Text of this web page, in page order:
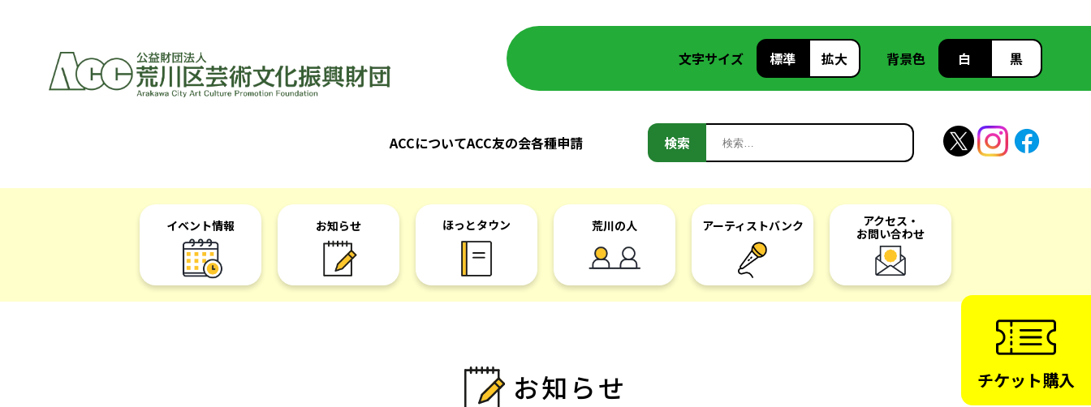
文字サイズ 標準 拡大 背景色 白 黒
ACCについてACC友の会各種申請 検索
イベント情報 お知らせ ほっとタウン 荒川の人 アーティストバンク
アクセス・
お問い合わせ
チケット購入
お知らせ